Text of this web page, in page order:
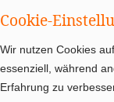
Cookie-
Wir nutzen Cookies
essenziell, während
Erfahrung zu